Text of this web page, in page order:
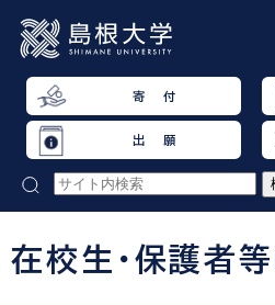
寄 付
出 願
在校生・保護者